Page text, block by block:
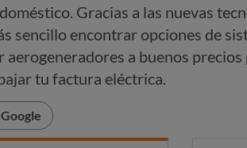
Gracias a las nuevas
sencillo encontrar opciones de
aerogeneradores a buenos
tu factura eléctrica.